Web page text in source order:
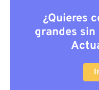
¿Quieres
grandes sin